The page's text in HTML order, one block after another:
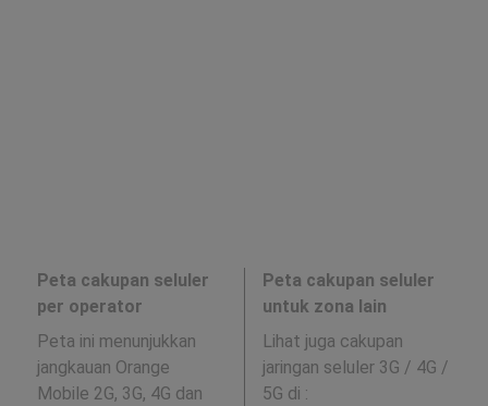
Peta cakupan seluler
per operator
Peta ini menunjukkan
jangkauan Orange
Mobile 2G, 3G, 4G dan
Peta cakupan seluler
untuk zona lain
Lihat juga cakupan
jaringan seluler 3G / 4G /
5G di :